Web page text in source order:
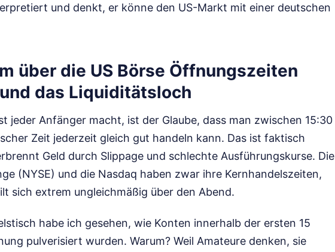
und denkt, er könne den US-Markt mit einer deutschen
über die US Börse Öffnungszeiten
das Liquiditätsloch
jeder Anfänger macht, ist der Glaube, dass man zwischen 15:30
Zeit jederzeit gleich gut handeln kann. Das ist faktisch
Geld durch Slippage und schlechte Ausführungskurse. Die
(NYSE) und die Nasdaq haben zwar ihre Kernhandelszeiten,
sich extrem ungleichmäßig über den Abend.
habe ich gesehen, wie Konten innerhalb der ersten 15
pulverisiert wurden. Warum? Weil Amateure denken, sie